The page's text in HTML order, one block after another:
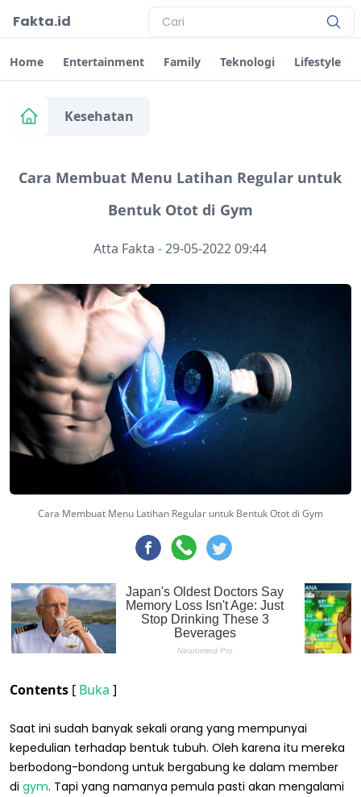
Fakta.id
Home Entertainment Family Teknologi Lifestyle
Kesehatan
Cara Membuat Menu Latihan Regular untuk
Bentuk Otot di Gym
Atta Fakta -29-05-2022 09:44
Cara Membuat Menu Latihan Regular untuk Bentuk Otot di Gym
Contents [ Buka ]
Saat ini sudah banyak sekali orang yang mempunyai
kepedulian terhadap bentuk tubuh. Oleh karena itu mereka
berbodong-bondong untuk bergabung ke dalam member
di gym. Tapi yang namanya pemula pasti akan mengalami